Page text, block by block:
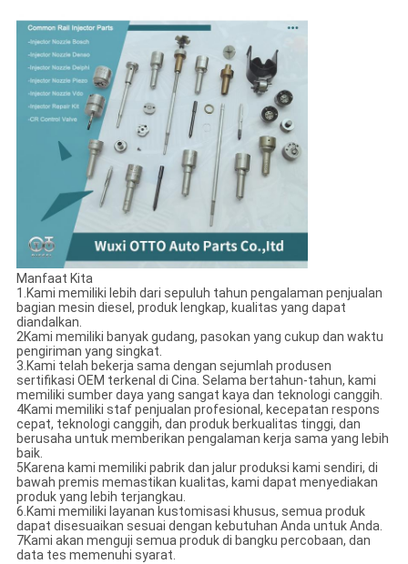
Manfaat Kita
1.Kami memiliki lebih dari sepuluh tahun pengalaman penjualan
bagian mesin diesel, produk lengkap, kualitas yang dapat
diandalkan.
2Kami memiliki banyak gudang, pasokan yang cukup dan waktu
pengiriman yang singkat.
3.Kami telah bekerja sama dengan sejumlah produsen
sertifikasi OEM terkenal di Cina. Selama bertahun-tahun, kami
memiliki sumber daya yang sangat kaya dan teknologi canggih.
4Kami memiliki staf penjualan profesional, kecepatan respons
cepat, teknologi canggih, dan produk berkualitas tinggi, dan
berusaha untuk memberikan pengalaman kerja sama yang lebih
baik.
5Karena kami memiliki pabrik dan jalur produksi kami sendiri, di
bawah premis memastikan kualitas, kami dapat menyediakan
produk yang lebih terjangkau.
6.Kami memiliki layanan kustomisasi khusus, semua produk
dapat disesuaikan sesuai dengan kebutuhan Anda untuk Anda.
7Kami akan menguji semua produk di bangku percobaan, dan
data tes memenuhi syarat.